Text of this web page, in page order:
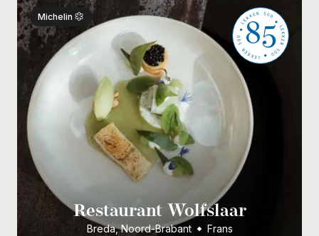
85
Michelin
Restaurant Wolfslaar
Breda, Noord-Brabant Frans